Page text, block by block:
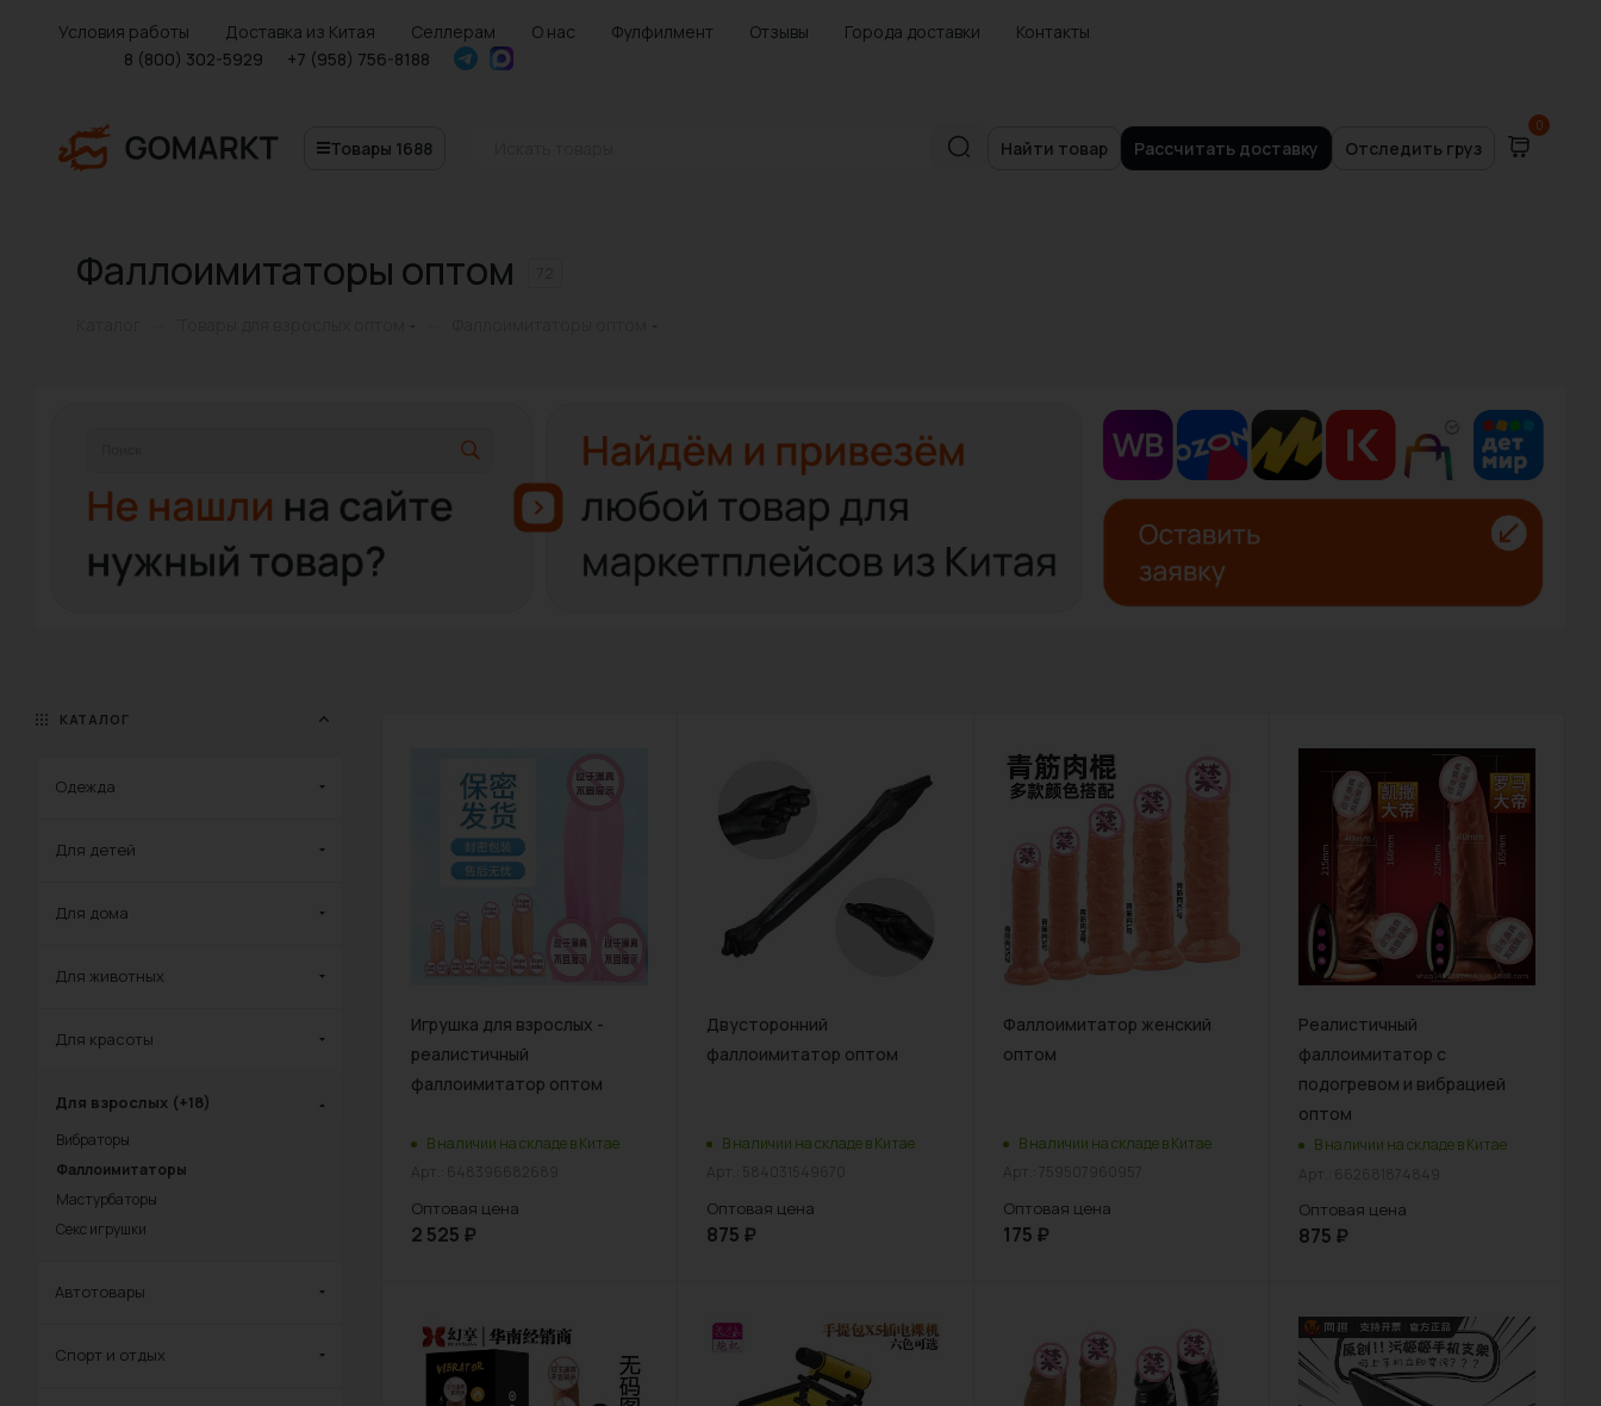
Условия работы Доставка из Китая Селлерам О нас Фулфилмент Отзывы Города доставки
Контакты
8 (800) 302-5929
+7 (958) 756-8188
Товары 1688 Найти товар Рассчитать доставку Отследить груз
0
Фаллоимитаторы оптом
Игрушка для взрослых -
реалистичный
фаллоимитатор оптом
В наличии на складе в Китае
Оптовая цена
2 525 ₽
Двусторонний
фаллоимитатор оптом
В наличии на складе в Китае
Оптовая цена
875 ₽
Фаллоимитатор женский
оптом
В наличии на складе в Китае
Оптовая цена
175 ₽
Реалистичный
фаллоимитатор с
подогревом и вибрацией
оптом
В наличии на складе в Китае
Оптовая цена
875 ₽
КАТАЛОГ
Одежда
Для детей
Для дома
Для животных
Для красоты
Для взрослых (+18)
Вибраторы
Фаллоимитаторы
Мастурбаторы
Секс игрушки
Автотовары
Спорт и отдых